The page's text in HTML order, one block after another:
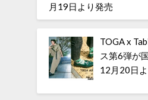
月19日より発売
TOGA x
ス第6弾が
12月20日